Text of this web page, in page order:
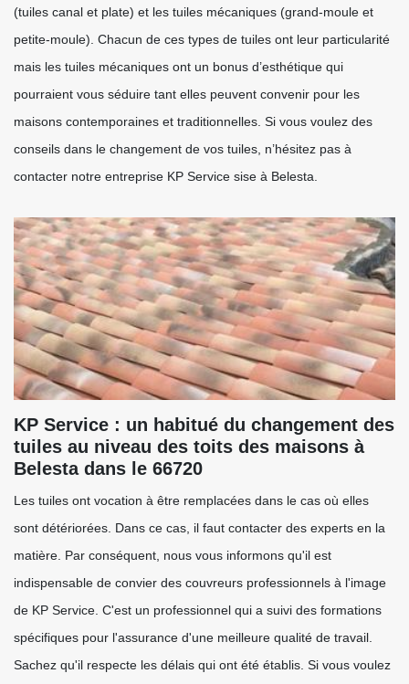
(tuiles canal et plate) et les tuiles mécaniques (grand-moule et
petite-moule). Chacun de ces types de tuiles ont leur particularité
mais les tuiles mécaniques ont un bonus d’esthétique qui
pourraient vous séduire tant elles peuvent convenir pour les
maisons contemporaines et traditionnelles. Si vous voulez des
conseils dans le changement de vos tuiles, n’hésitez pas à
contacter notre entreprise KP Service sise à Belesta.
KP Service : un habitué du changement des
tuiles au niveau des toits des maisons à
Belesta dans le 66720
Les tuiles ont vocation à être remplacées dans le cas où elles
sont détériorées. Dans ce cas, il faut contacter des experts en la
matière. Par conséquent, nous vous informons qu'il est
indispensable de convier des couvreurs professionnels à l'image
de KP Service. C'est un professionnel qui a suivi des formations
spécifiques pour l'assurance d'une meilleure qualité de travail.
Sachez qu'il respecte les délais qui ont été établis. Si vous voulez